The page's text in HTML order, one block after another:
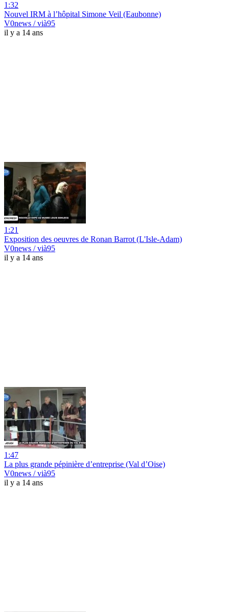
1:32
Nouvel IRM à l’hôpital Simone Veil (Eaubonne)
V0news / vià95
il y a 14 ans
1:21
Exposition des oeuvres de Ronan Barrot (L'Isle-Adam)
V0news / vià95
il y a 14 ans
1:47
La plus grande pépinière d’entreprise (Val d’Oise)
V0news / vià95
il y a 14 ans